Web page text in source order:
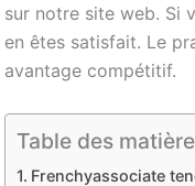
sur notre site web. Si
en êtes satisfait. Le
avantage compétitif.
Table des
Frenchyassociate